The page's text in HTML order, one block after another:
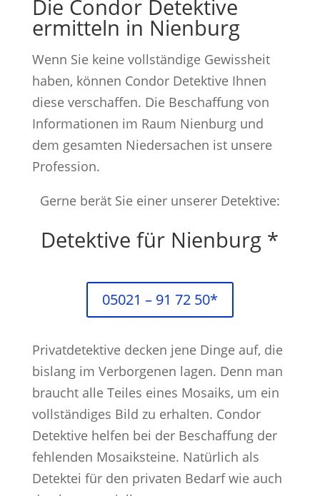
Die Condor Detektive
ermitteln in Nienburg
Wenn Sie keine vollständige Gewissheit
haben, können Condor Detektive Ihnen
diese verschaffen. Die Beschaffung von
Informationen im Raum Nienburg und
dem gesamten Niedersachen ist unsere
Profession.
Gerne berät Sie einer unserer Detektive:
Detektive für Nienburg *
05021 – 91 72 50*
Privatdetektive decken jene Dinge auf, die
bislang im Verborgenen lagen. Denn man
braucht alle Teiles eines Mosaiks, um ein
vollständiges Bild zu erhalten. Condor
Detektive helfen bei der Beschaffung der
fehlenden Mosaiksteine. Natürlich als
Detektei für den privaten Bedarf wie auch